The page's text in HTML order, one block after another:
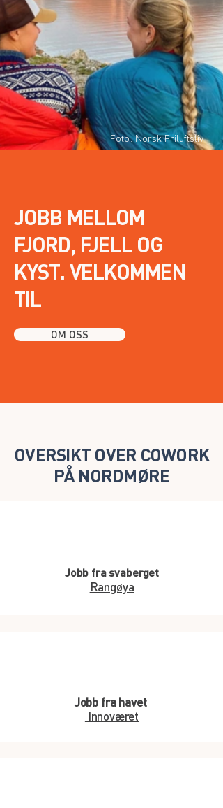
JOBB MELLOM
FJORD, FJELL OG
KYST. VELKOMMEN
TIL
OM OSS
Foto: Norsk Friluftsliv
OVERSIKT OVER COWORK
PÅ NORDMØRE
Jobb fra svaberget
Rangøya
Jobb fra havet
Innoværet